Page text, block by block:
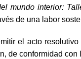
mundo interior:
de una labor
el acto
de conformidad